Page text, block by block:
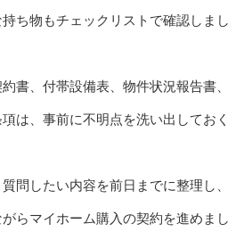
ち物もチェックリストで確認しまし
書、付帯設備表、物件状況報告書、
は、事前に不明点を洗い出しておく
問したい内容を前日までに整理し、
らマイホーム購入の契約を進めまし